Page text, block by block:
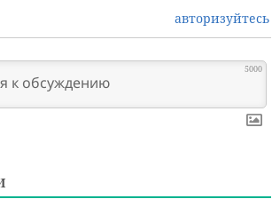
авторизуйтесь
5000